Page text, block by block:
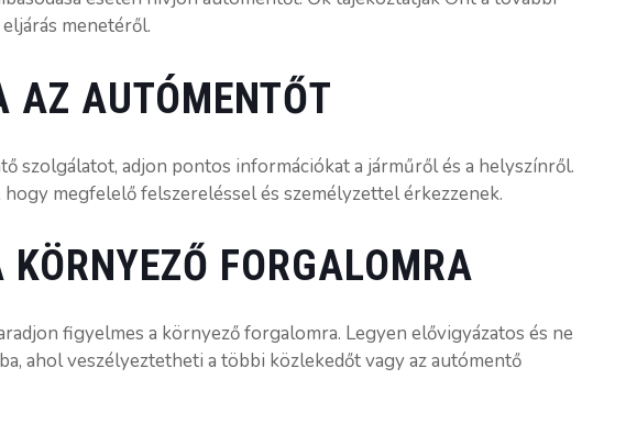
menetéről.
AZ AUTÓMENTŐT
szolgálatot, adjon pontos információkat a járműről és a helyszínről.
hogy megfelelő felszereléssel és személyzettel érkezzenek.
FORGALOMRA
figyelmes a környező forgalomra. Legyen elővigyázatos és ne
ahol veszélyeztetheti a többi közlekedőt vagy az autómentő